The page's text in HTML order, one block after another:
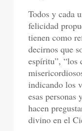
Todos y cada
felicidad
tienen como
decirnos que
espíritu”, “los
indicando los
esas personas
hacen
divino en el